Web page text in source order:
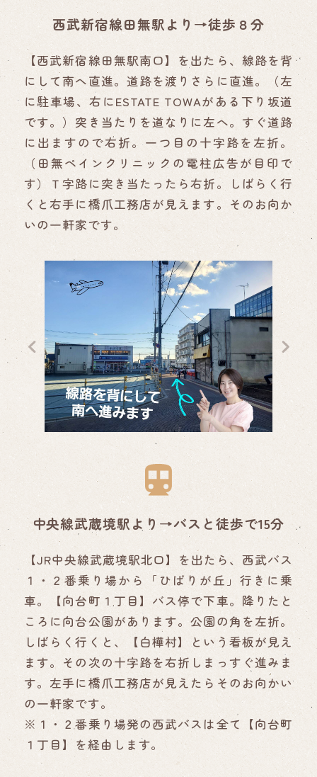
西武新宿線田無駅より→徒歩８分
【西武新宿線田無駅南口】を出たら、線路を背
にして南へ直進。道路を渡りさらに直進。（左
に駐車場、右にESTATE TOWAがある下り坂道
です。）突き当たりを道なりに左へ。すぐ道路
に出ますので右折。一つ目の十字路を左折。
（田無ペインクリニックの電柱広告が目印で
す）Ｔ字路に突き当たったら右折。しばらく行
くと右手に橋爪工務店が見えます。そのお向か
いの一軒家です。
中央線武蔵境駅より→バスと徒歩で15分
【JR中央線武蔵境駅北口】を出たら、西武バス
１・２番乗り場から「ひばりが丘」行きに乗
車。【向台町１丁目】バス停で下車。降りたと
ころに向台公園があります。公園の角を左折。
しばらく行くと、【白樺村】という看板が見え
ます。その次の十字路を右折しまっすぐ進みま
す。左手に橋爪工務店が見えたらそのお向かい
の一軒家です。
※１・２番乗り場発の西武バスは全て【向台町
１丁目】を経由します。